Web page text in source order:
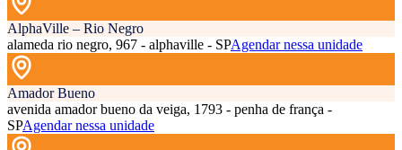
AlphaVille – Rio Negro
alameda rio negro, 967 - alphaville - SPAgendar nessa unidade
Amador Bueno
avenida amador bueno da veiga, 1793 - penha de frança -
SPAgendar nessa unidade